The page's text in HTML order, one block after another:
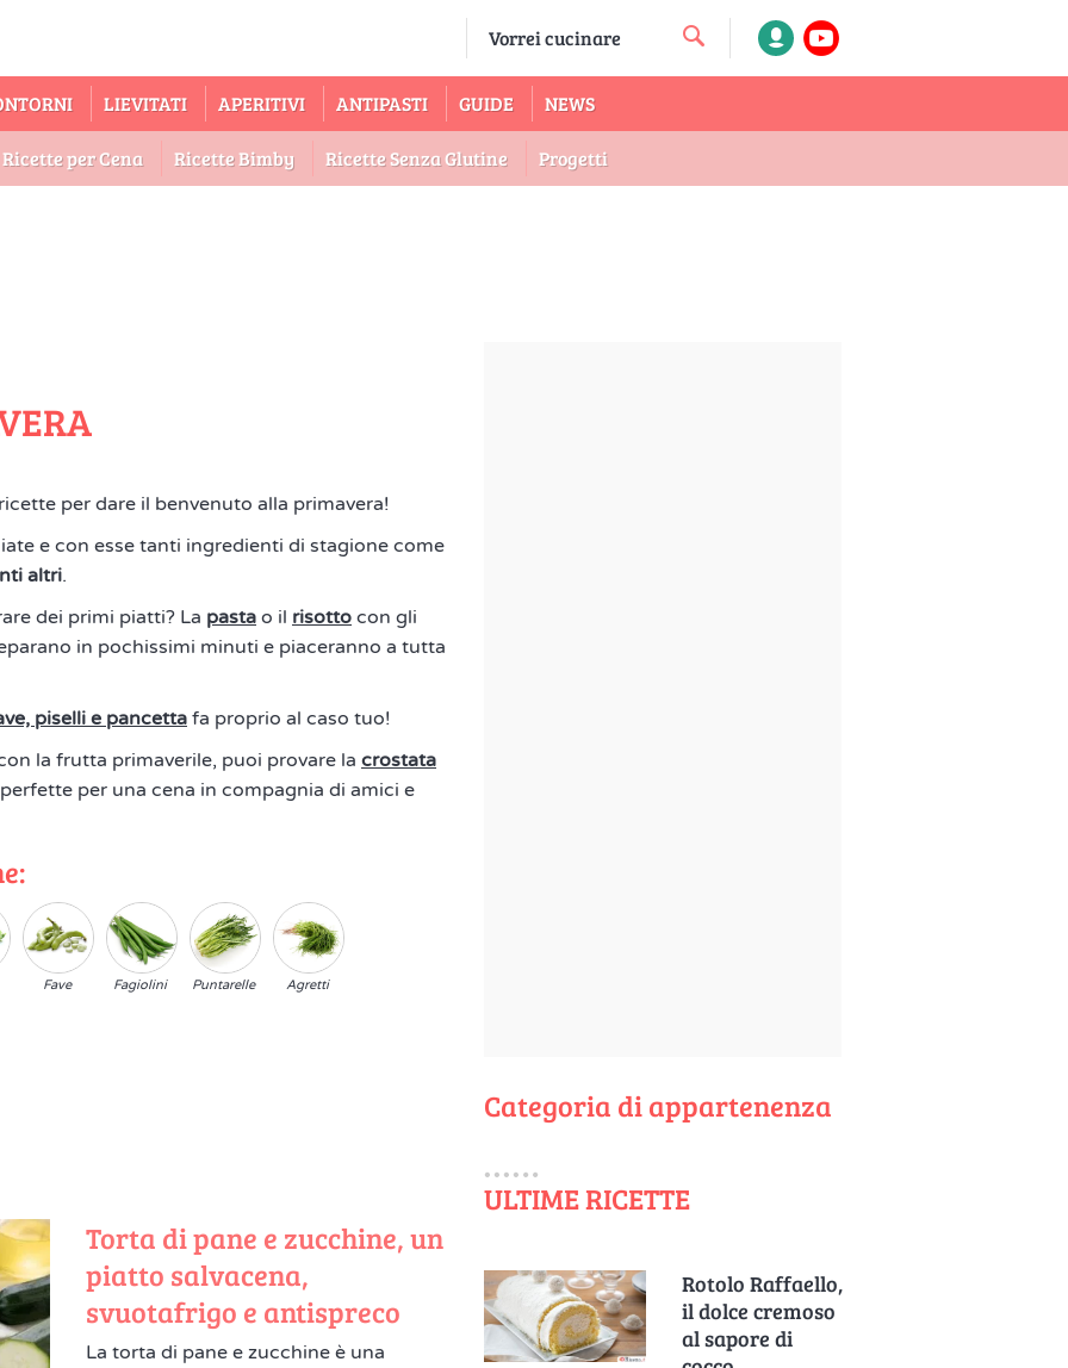
LIEVITATI APERITIVI ANTIPASTI GUIDE NEWS
Ricette per Cena Ricette Bimby Ricette Senza Glutine Progetti
per dare il benvenuto alla primavera!
e con esse tanti ingredienti di stagione come
altri.
dei primi piatti? La pasta o il risotto con gli
in pochissimi minuti e piaceranno a tutta
piselli e pancettafa proprio al caso tuo!
la frutta primaverile, puoi provare la crostata
per una cena in compagnia di amici e
Fave Fagiolini Puntarelle Agretti
Torta di pane e zucchine, un
piatto salvacena,
svuotafrigo e antispreco
La torta di pane e zucchine è una
Categoria di appartenenza
ULTIME RICETTE
Rotolo Raffaello,
il dolce cremoso
al sapore di